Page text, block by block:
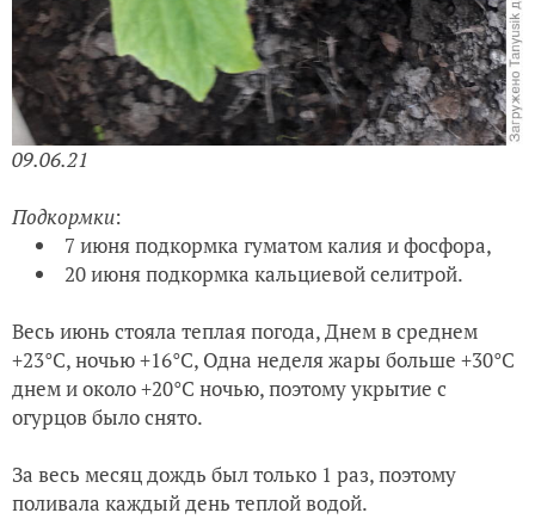
09.06.21
Подкормки:
7 июня подкормка гуматом калия и фосфора,
20 июня подкормка кальциевой селитрой.
Весь июнь стояла теплая погода, Днем в среднем
+23°С, ночью +16°С, Одна неделя жары больше +30°С
днем и около +20°С ночью, поэтому укрытие с
огурцов было снято.
За весь месяц дождь был только 1 раз, поэтому
поливала каждый день теплой водой.